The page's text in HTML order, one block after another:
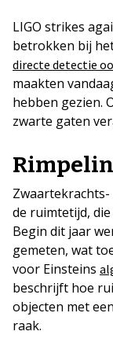
LIGO strikes
betrokken bij
directe detectie
maakten
hebben gezien.
zwarte gaten
de ruimtetijd,
Begin dit jaar
gemeten, wat
voor Einsteins
beschrijft hoe
objecten met
raak.